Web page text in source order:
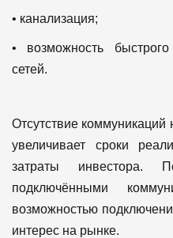
• канализация;
• возможность
сетей.
Отсутствие коммуникаций
увеличивает сроки
затраты инвестора.
подключёнными
возможностью
интерес на рынке.